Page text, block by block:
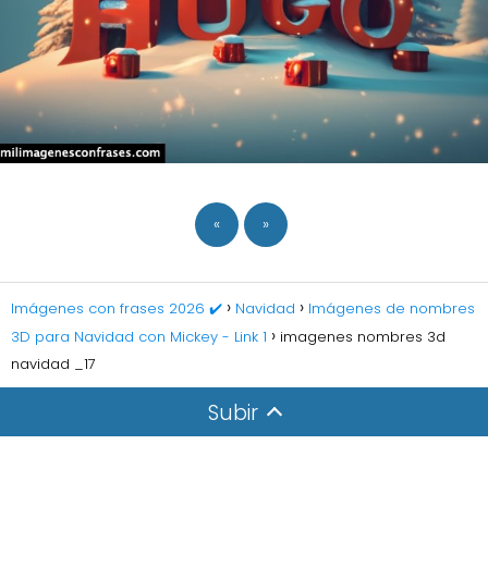
« »
Imágenes con frases 2026 ✔️ Navidad
Imágenes de nombres
3D para Navidad con Mickey - Link 1
imagenes nombres 3d
navidad _17
Subir